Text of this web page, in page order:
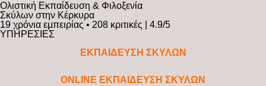
Ολιστική Εκπαίδευση & Φιλοξενία
Σκύλων στην Κέρκυρα
19 χρόνια εμπειρίας • 208 κριτικές | 4.9/5
ΥΠΗΡΕΣΙΕΣ
ΕΚΠΑΙΔΕΥΣΗ ΣΚΥΛΩΝ
ONLINE ΕΚΠΑΙΔΕΥΣΗ ΣΚΥΛΩΝ